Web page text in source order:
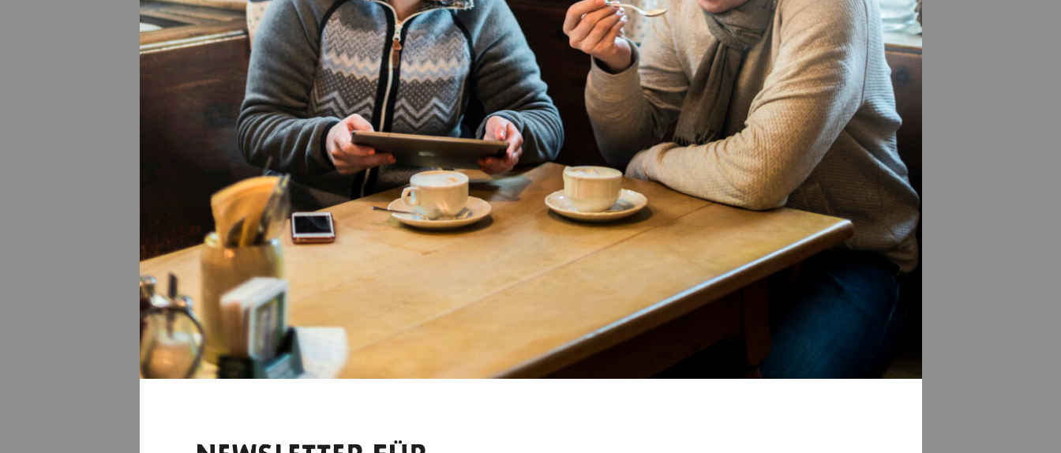
genussvollen Erlebnis. Auch auf Ski lässt sich der Winter hier oben ausgiebig genießen: Nach der
Auffahrt mit der Predigtstuhlbahn geht es über den Höhenkurweg zur ehemaligen Skipiste und auf
den Gipfel des Hochschlegel (1.688 m). DieSkitour
führt weiter zum Karkopf (1.739 m) und endet
in Winkl.
EIS & SCHNEE: IN DEN WINTER
EINTAUCHEN
Schneemänner bauen nur Anfänger… Wenn es in Bad Reichenhall ordentlich geschneit hat, laden die
Guides des Outdoor Center Baumgarten zu einem besonderen Erlebnis ein: demIglu-Bau
. Mit
Teamgeist und koordinierter Zusammenarbeit entstehen hier aus Schneeblöcken und „Eisfenstern“
beeindruckende Bauwerke.
Wem das nicht frostig genug ist, dem ist das Eisbaden im Thumsee
wärmstens zu empfehlen. Hier
tanken Sie pure Energie: Ein euphorisches Gefühl durchflutet Sie nach dem Baden, denn der
„Kälteschock“ löst einen wahren Adrenalinschub aus. Wichtig: Behutsam starten und für danach